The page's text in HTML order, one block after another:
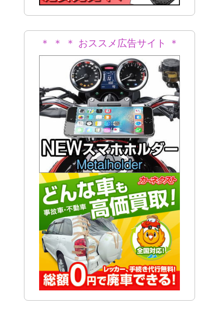
＊ ＊ ＊ おススメ広告サイト ＊
＊ ＊